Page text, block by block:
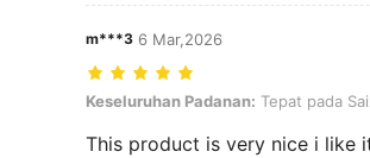
m***3 6 Mar,2026
Keseluruhan Padanan: Tepat pada Saiz,
Keseluruhan Padanan: Tepat pada
This product is very nice i like